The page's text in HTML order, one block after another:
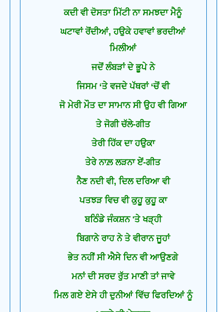
ਕਦੀ ਵੀ ਦੋਸਤਾ ਮਿੱਟੀ ਨਾ ਸਮਝਦਾ ਮੈਨੂੰ
ਘਟਾਵਾਂ ਰੋਂਦੀਆਂ, ਹਉਕੇ ਹਵਾਵਾਂ ਭਰਦੀਆਂ
ਮਿਲੀਆਂ
ਜਦੋਂ ਲੰਬੜਾਂ ਦੇ ਭੂਪੇ ਨੇ
ਜਿਸਮ ‘ਤੇ ਵਜਦੇ ਪੱਥਰਾਂ ‘ਚੋਂ ਵੀ
ਜੋ ਮੇਰੀ ਮੌਤ ਦਾ ਸਾਮਾਨ ਸੀ ਉਹ ਵੀ ਗਿਆ
ਤੇ ਜੋਗੀ ਚੱਲੇ-ਗੀਤ
ਤੇਰੀ ਹਿੱਕ ਦਾ ਹਉਕਾ
ਤੇਰੇ ਨਾਲ਼ ਲੜਨਾ ਏਂ-ਗੀਤ
ਨੈਣ ਨਦੀ ਵੀ, ਦਿਲ ਦਰਿਆ ਵੀ
ਪਤਝੜ ਵਿਚ ਵੀ ਕੁਹੂ ਕੁਹੂ ਕਾ
ਬਠਿੰਡੇ ਜੰਕਸ਼ਨ 'ਤੇ ਖੜ੍ਹੀ
ਬਿਗਾਨੇ ਰਾਹ ਨੇ ਤੇ ਵੀਰਾਨ ਜੂਹਾਂ
ਭੇਤ ਨਹੀਂ ਸੀ ਐਸੇ ਦਿਨ ਵੀ ਆਉਣਗੇ
ਮਨਾਂ ਦੀ ਸਰਦ ਰੁੱਤ ਮਾਣੀ ਤਾਂ ਜਾਵੇ
ਮਿਲ ਗਏ ਏਸੇ ਹੀ ਦੁਨੀਆਂ ਵਿੱਚ ਫਿਰਦਿਆਂ ਨੂੰ